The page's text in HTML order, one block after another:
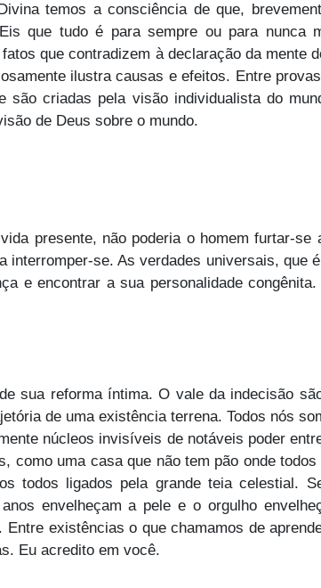
temos a consciência de que,
que tudo é para sempre ou para nunca
que contradizem à declaração da mente
ilustra causas e efeitos. Entre
criadas pela visão individualista do
de Deus sobre o mundo.
presente, não poderia o homem furtar-
se. As verdades universais, que
e encontrar a sua personalidade
sua reforma íntima. O vale da indecisão
de uma existência terrena. Todos nós
núcleos invisíveis de notáveis poder
como uma casa que não tem pão onde
todos ligados pela grande teia celestial.
envelheçam a pele e o orgulho
existências o que chamamos de
Eu acredito em você.